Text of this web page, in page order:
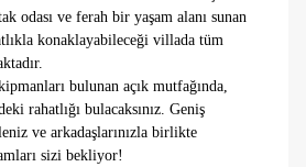
odası ve ferah bir yaşam alanı sunan
konaklayabileceği villada tüm
bulunan açık mutfağında,
rahatlığı bulacaksınız. Geniş
ve arkadaşlarınızla birlikte
sizi bekliyor!